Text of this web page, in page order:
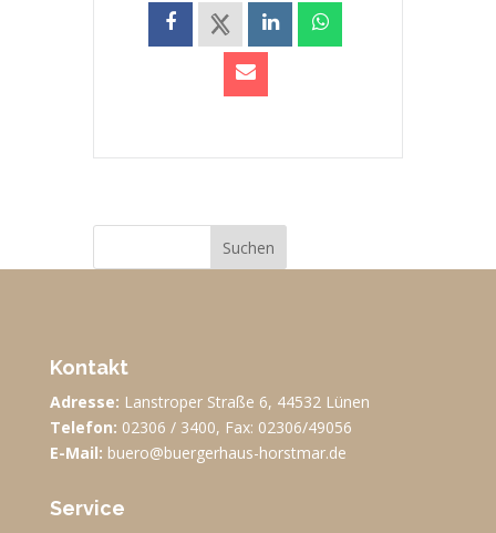
Suchen
Kontakt
Adresse: Lanstroper Straße 6, 44532 Lünen
Telefon: 02306 / 3400, Fax: 02306/49056
E-Mail: buero@buergerhaus-horstmar.de
Service